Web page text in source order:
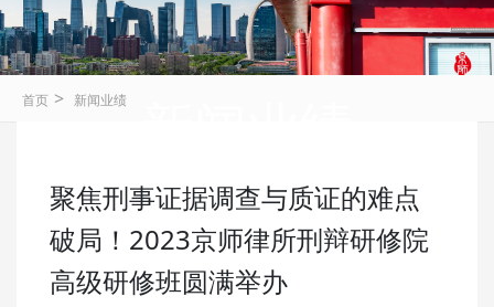
官方 咨询热线：4001-666-001
首页 > 新闻业绩
聚焦刑事证据调查与质证的难点
破局！2023京师律所刑辩研修院
高级研修班圆满举办